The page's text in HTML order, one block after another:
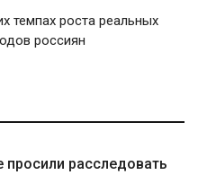
темпах роста реальных
россиян
просили расследовать